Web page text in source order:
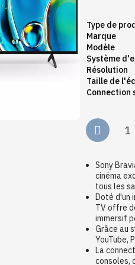
Type de
Marque
Modèle
Système
Résolution
Taille de
Connection
Sony
cinéma
tous les
Doté d'un
TV offre
immersif
Grâce au
YouTube,
La
consoles,